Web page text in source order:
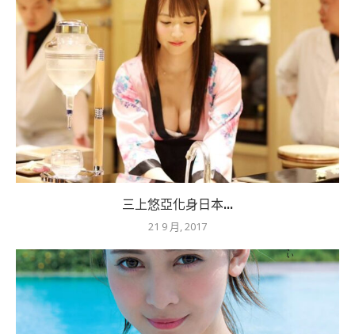
三上悠亞化身日本...
21 9 月, 2017